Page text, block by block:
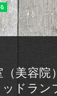
（美容院
ッドラン